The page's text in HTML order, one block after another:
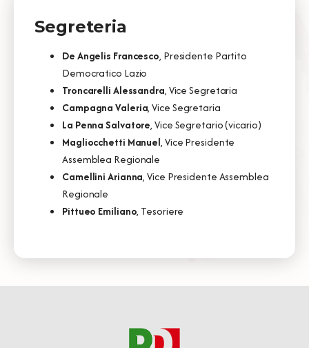
Segreteria
De Angelis Francesco, Presidente Partito
Democratico Lazio
Troncarelli Alessandra, Vice Segretaria
Campagna Valeria, Vice Segretaria
La Penna Salvatore, Vice Segretario (vicario)
Magliocchetti Manuel, Vice Presidente
Assemblea Regionale
Camellini Arianna, Vice Presidente Assemblea
Regionale
Pittueo Emiliano, Tesoriere